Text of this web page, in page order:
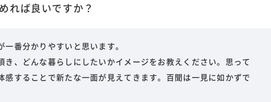
れば良いですか？
番分かりやすいと思います。
き、どんな暮らしにしたいかイメージをお教えください。思って
感することで新たな一面が見えてきます。百聞は一見に如かずで